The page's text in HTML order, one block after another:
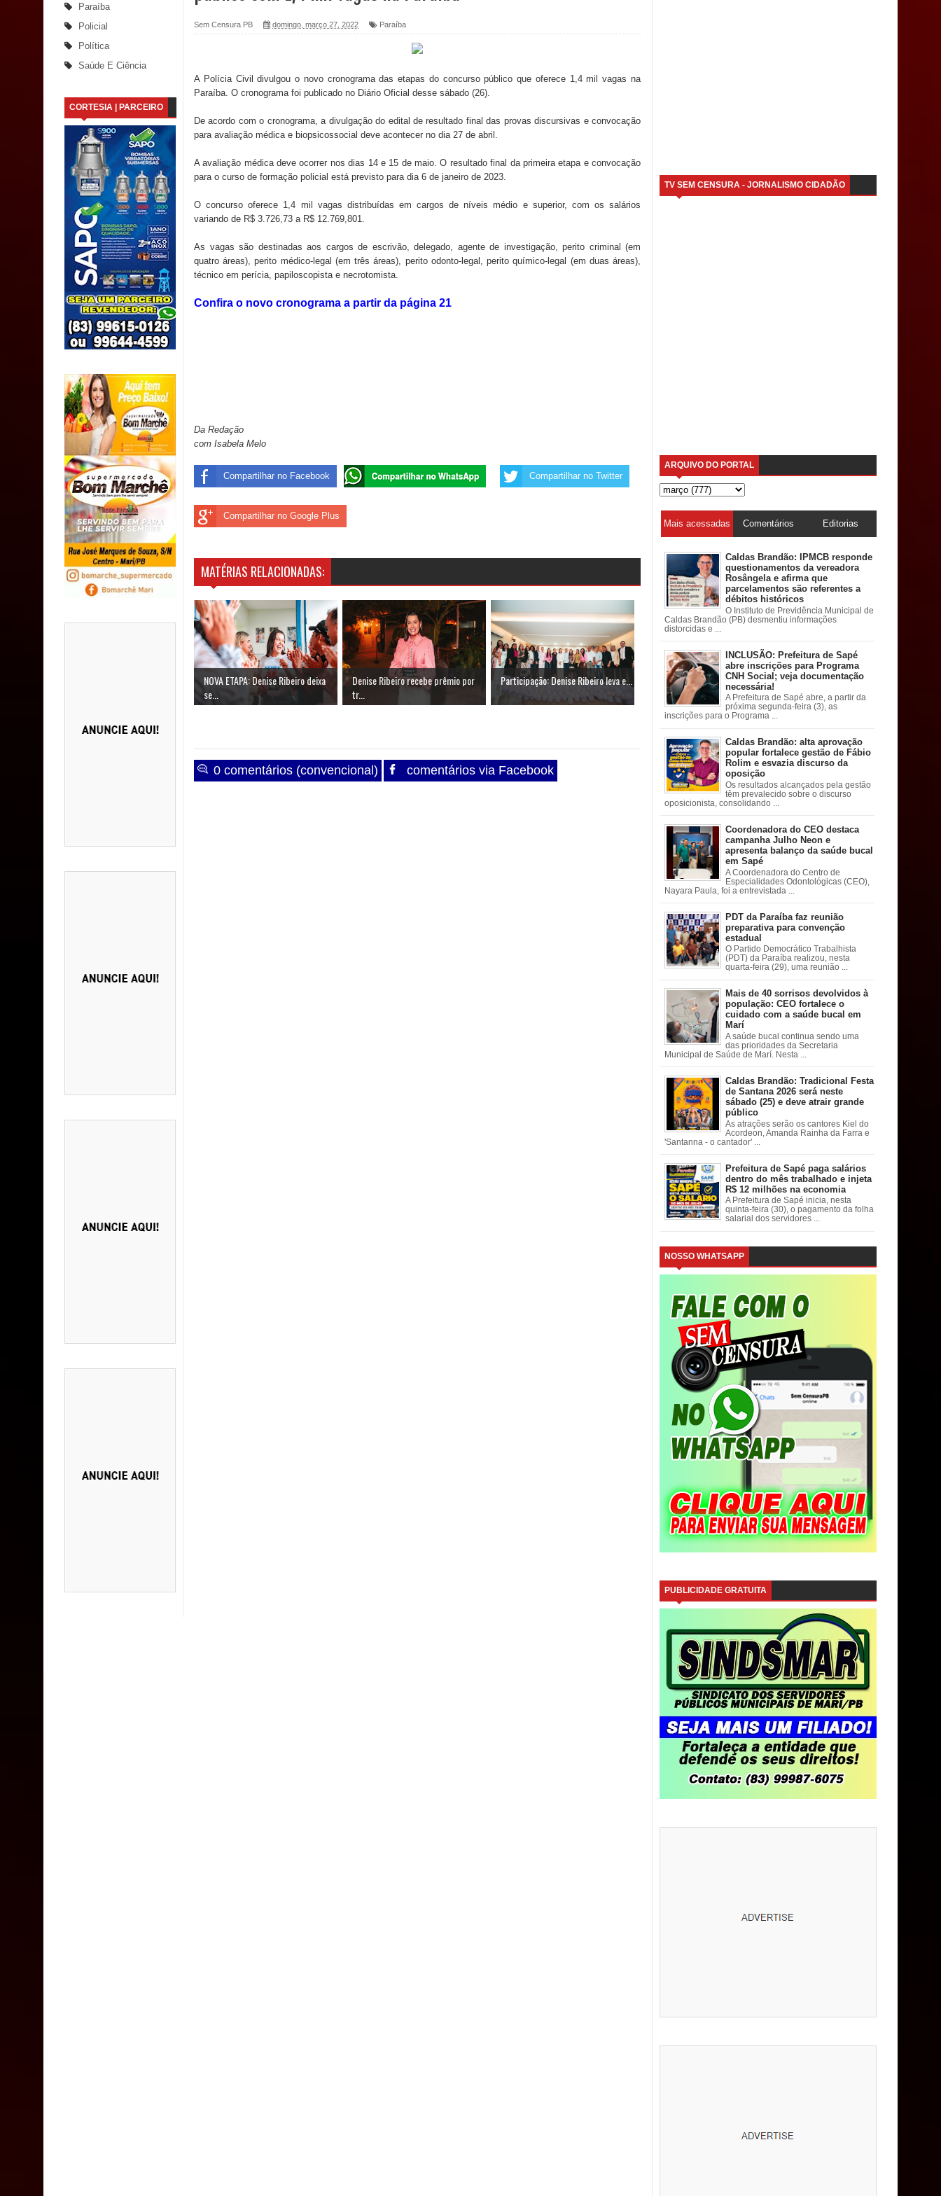
Nota de pesar: Câmara de Marí lamenta a morte da ex-vereadora Neta do Sindicato
Prefeito Major Sidnei busca em Brasília recursos para nova Casa de Acolhida e CRAS de Sapé
Denise Ribeiro toma posse no Diretório Nacional do PDT durante Convenção em Brasília
Dois Gigantes da Poesia Paraibana inspiram a IV FEIRA LITERÁRIA DO BREJO em Guarabira
Vereador Davyd Matias reúne cerca de 200 lideranças em apoio à pré-candidatura de Denise Ribeiro à
Assembleia Legislativa
Mari marca presença no maior evento de saúde pública do planeta com foco na qualificação dos serviços do
SUS
MULUNGU: Servidora revela Perseguição na Gestão de Daniella Ribeiro e prática repudiável revolta
população
Caldas Brandão: IPMCB responde questionamentos da vereadora Rosângela e afirma que parcelamentos
são referentes a débitos históricos
INCLUSÃO: Prefeitura de Sapé abre inscrições para Programa CNH Social; veja documentação necessária!
Caldas Brandão: alta aprovação popular fortalece gestão de Fábio Rolim e esvazia discurso da oposição
Coordenadora do CEO destaca campanha Julho Neon e apresenta balanço da saúde bucal em Sapé
Paraíba
Policial
Política
Saúde E Ciência
CORTESIA | PARCEIRO
Sem Censura PB domingo, março 27, 2022 Paraíba
A Polícia Civil divulgou o novo cronograma das etapas do concurso público que oferece 1,4 mil vagas na
Paraíba. O cronograma foi publicado no Diário Oficial desse sábado (26).
De acordo com o cronograma, a divulgação do edital de resultado final das provas discursivas e convocação
para avaliação médica e biopsicossocial deve acontecer no dia 27 de abril.
A avaliação médica deve ocorrer nos dias 14 e 15 de maio. O resultado final da primeira etapa e convocação
para o curso de formação policial está previsto para dia 6 de janeiro de 2023.
O concurso oferece 1,4 mil vagas distribuídas em cargos de níveis médio e superior, com os salários
variando de R$ 3.726,73 a R$ 12.769,801.
As vagas são destinadas aos cargos de escrivão, delegado, agente de investigação, perito criminal (em
quatro áreas), perito médico-legal (em três áreas), perito odonto-legal, perito químico-legal (em duas áreas),
técnico em perícia, papiloscopista e necrotomista.
Confira o novo cronograma a partir da página 21
Da Redação
com Isabela Melo
Compartilhar no Facebook Compartilhar no Twitter
Compartilhar no Google Plus
MATÉRIAS RELACIONADAS:
NOVA ETAPA: Denise Ribeiro deixa
se...
Denise Ribeiro recebe prêmio por
tr...
Participação: Denise Ribeiro leva e...
0 comentários (convencional) comentários via Facebook
TV SEM CENSURA - JORNALISMO CIDADÃO
ARQUIVO DO PORTAL
Mais acessadas Comentários Editorias
Caldas Brandão: IPMCB responde
questionamentos da vereadora
Rosângela e afirma que
parcelamentos são referentes a
débitos históricos
O Instituto de Previdência Municipal de
Caldas Brandão (PB) desmentiu informações
distorcidas e ...
INCLUSÃO: Prefeitura de Sapé
abre inscrições para Programa
CNH Social; veja documentação
necessária!
A Prefeitura de Sapé abre, a partir da
próxima segunda-feira (3), as
inscrições para o Programa ...
Caldas Brandão: alta aprovação
popular fortalece gestão de Fábio
Rolim e esvazia discurso da
oposição
Os resultados alcançados pela gestão
têm prevalecido sobre o discurso
oposicionista, consolidando ...
Coordenadora do CEO destaca
campanha Julho Neon e
apresenta balanço da saúde bucal
em Sapé
A Coordenadora do Centro de
Especialidades Odontológicas (CEO),
Nayara Paula, foi a entrevistada ...
PDT da Paraíba faz reunião
preparativa para convenção
estadual
O Partido Democrático Trabalhista
(PDT) da Paraíba realizou, nesta
quarta-feira (29), uma reunião ...
Mais de 40 sorrisos devolvidos à
população: CEO fortalece o
cuidado com a saúde bucal em
Marí
A saúde bucal continua sendo uma
das prioridades da Secretaria
Municipal de Saúde de Marí. Nesta ...
Caldas Brandão: Tradicional Festa
de Santana 2026 será neste
sábado (25) e deve atrair grande
público
As atrações serão os cantores Kiel do
Acordeon, Amanda Rainha da Farra e
'Santanna - o cantador' ...
Prefeitura de Sapé paga salários
dentro do mês trabalhado e injeta
R$ 12 milhões na economia
A Prefeitura de Sapé inicia, nesta
quinta-feira (30), o pagamento da folha
salarial dos servidores ...
NOSSO WHATSAPP
PUBLICIDADE GRATUITA